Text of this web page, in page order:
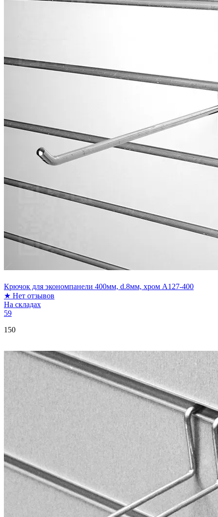
Крючок для экономпанели 400мм, d.8мм, хром A127-400
★ Нет отзывов
На складах
59
150